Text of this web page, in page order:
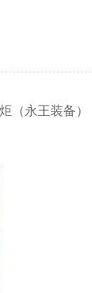
（永王装备）